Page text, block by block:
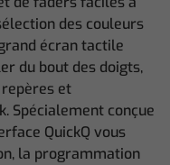
des couleurs
écran tactile
du bout des doigts,
repères et
Spécialement conçue
QuickQ vous
la programmation